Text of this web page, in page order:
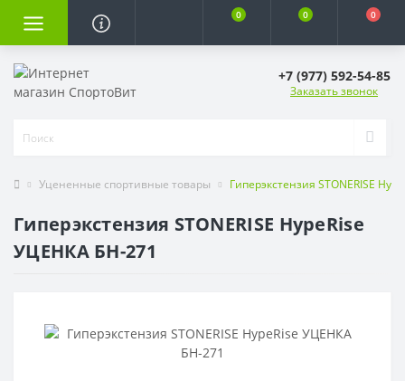
0 0 0
+7 (977) 592-54-85
Заказать звонок
Уцененные спортивные товары Гиперэкстензия STONERISE
Гиперэкстензия STONERISE HypeRise
УЦЕНКА БН-271